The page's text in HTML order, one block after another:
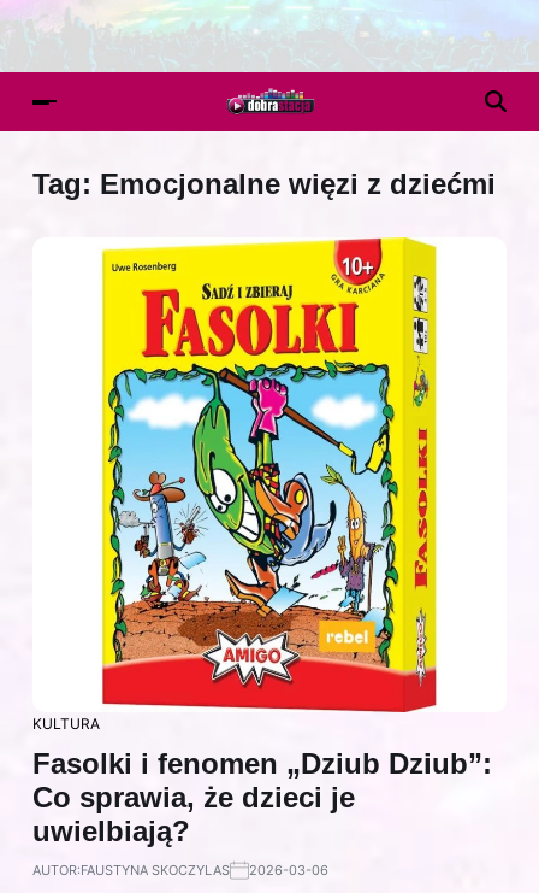
Tag: Emocjonalne więzi z dziećmi
KULTURA
Fasolki i fenomen „Dziub Dziub”:
Co sprawia, że dzieci je
uwielbiają?
AUTOR:FAUSTYNA SKOCZYLAS 2026-03-06